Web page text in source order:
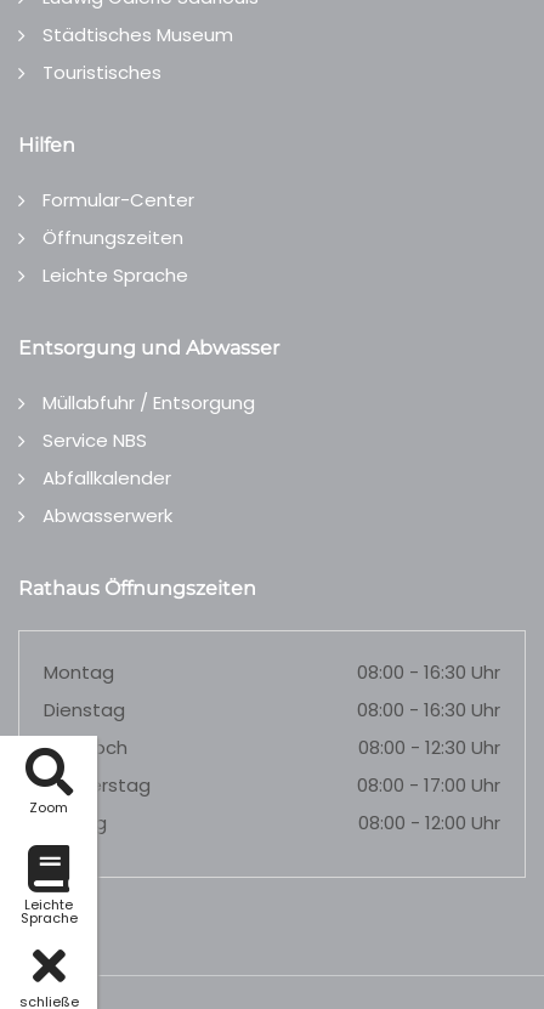
Zoom
Leichte
Sprache
schließe
Städtisches Museum
Touristisches
Hilfen
Formular-Center
Öffnungszeiten
Leichte Sprache
Entsorgung und Abwasser
Müllabfuhr / Entsorgung
Service NBS
Abfallkalender
Abwasserwerk
Rathaus Öffnungszeiten
Montag
08:00 - 16:30 Uhr
Dienstag
08:00 - 16:30 Uhr
Mittwoch
08:00 - 12:30 Uhr
Donnerstag
08:00 - 17:00 Uhr
Freitag
08:00 - 12:00 Uhr